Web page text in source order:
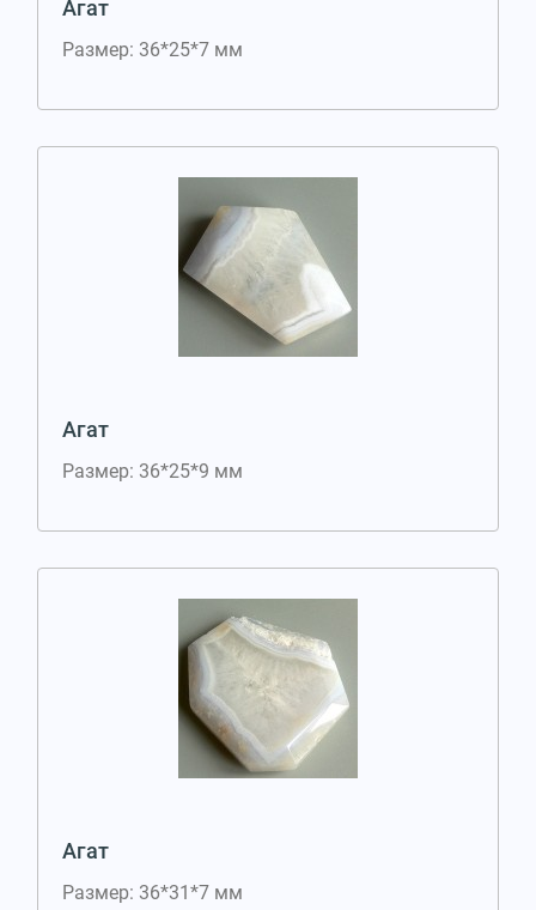
Агат
Размер: 36*25*7 мм
Агат
Размер: 36*25*9 мм
Агат
Размер: 36*31*7 мм